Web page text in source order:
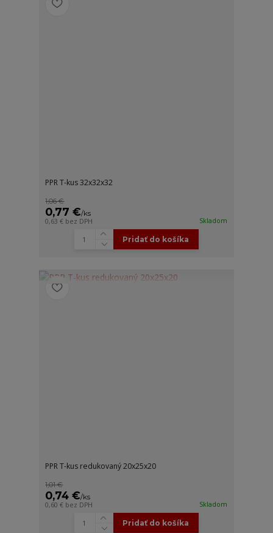
PPR T-kus 32x32x32
1,06 €
0,77 €/ks
0,63 € bez DPH Skladom
Pridať do košíka
PPR T-kus redukovaný 20x25x20
1,01 €
0,74 €/ks
0,60 € bez DPH Skladom
Pridať do košíka